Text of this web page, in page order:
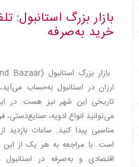
بازار بزرگ استانبول:
خرید به‌صرفه
ارزان در استانبول به‌حساب
تاریخی این شهر نیز هست. در
می‌توانید انواع ادویه،
است. با مراجعه به هر یک از این
اقتصادی و به‌صرفه در